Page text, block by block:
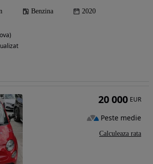
Benzina 2020
20 000 EUR
Peste medie
Calculeaza rata